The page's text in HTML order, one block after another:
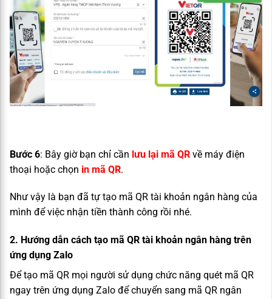
Bước 6: Bây giờ bạn chỉ cần lưu lại mã QR về máy điện
thoại hoặc chọn in mã QR.
Như vậy là bạn đã tự tạo mã QR tài khoản ngân hàng của
mình để việc nhận tiền thành công rồi nhé.
2. Hướng dẫn cách tạo mã QR tài khoản ngân hàng trên
ứng dụng Zalo
Để tạo mã QR mọi người sử dụng chức năng quét mã QR
ngay trên ứng dụng Zalo để chuyển sang mã QR ngân